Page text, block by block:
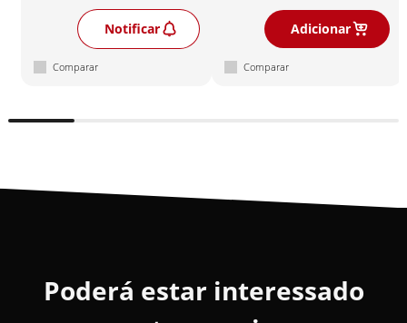
Notificar
Comparar
Adicionar
Comparar
Poderá estar interessado